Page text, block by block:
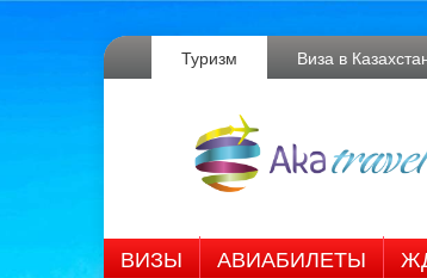
Туризм Виза в
ВИЗЫ АВИАБИЛЕТЫ